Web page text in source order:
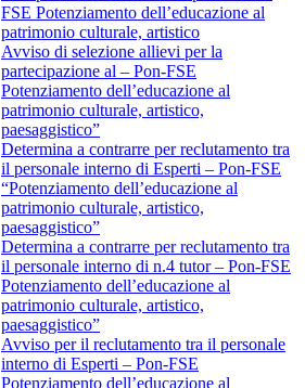
FSE Potenziamento dell’educazione al
patrimonio culturale, artistico
Avviso di selezione allievi per la
partecipazione al – Pon-FSE
Potenziamento dell’educazione al
patrimonio culturale, artistico,
paesaggistico”
Determina a contrarre per reclutamento tra
il personale interno di Esperti – Pon-FSE
“Potenziamento dell’educazione al
patrimonio culturale, artistico,
paesaggistico”
Determina a contrarre per reclutamento tra
il personale interno di n.4 tutor – Pon-FSE
Potenziamento dell’educazione al
patrimonio culturale, artistico,
paesaggistico”
Avviso per il reclutamento tra il personale
interno di Esperti – Pon-FSE
Potenziamento dell’educazione al